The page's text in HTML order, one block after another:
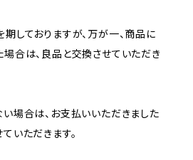
しておりますが、万が一、商品に
合は、良品と交換させていただき
場合は、お支払いいただきました
いただきます。